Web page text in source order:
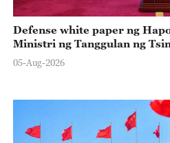
Defense white paper ng
Ministri ng Tanggulan ng
05-Aug-2026